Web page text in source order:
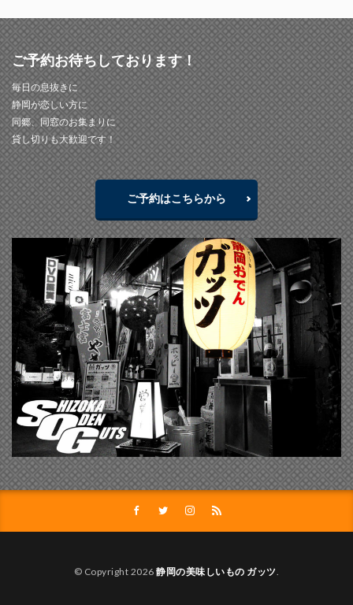
ご予約お待ちしております！
毎日の息抜きに
静岡が恋しい方に
同郷、同窓のお集まりに
貸し切りも大歓迎です！
ご予約はこちらから
© Copyright 2026静岡の美味しいもの ガッツ